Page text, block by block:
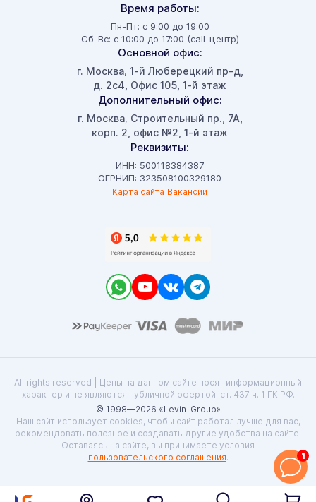
Время работы:
Пн-Пт: с 9:00 до 19:00
Сб-Вс: с 10:00 до 17:00 (call-центр)
Основной офис:
г. Москва, 1-й Люберецкий пр-д,
д. 2с4, Офис 105, 1-й этаж
Дополнительный офис:
г. Москва, Строительный пр., 7А,
корп. 2, офис №2, 1-й этаж
Реквизиты:
ИНН: 500118384387
ОГРНИП: 323508100329180
Карта сайта Вакансии
All rights reserved | Цены на данном сайте носят информационный
характер и не являются публичной офертой. ст. 437 ч. 1 ГК РФ.
© 1998—2026 «Levin-Group»
Наш сайт использует cookies, чтобы сайт работал лучше для вас,
рекомендовать полезное и создавать другие удобства на сайте.
Оставаясь на сайте, вы принимаете условия
пользовательского соглашения. 1